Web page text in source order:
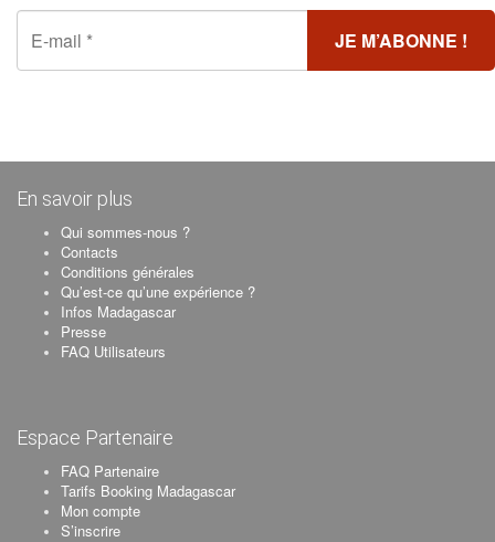
En savoir plus
Qui sommes-nous ?
Contacts
Conditions générales
Qu’est-ce qu’une expérience ?
Infos Madagascar
Presse
FAQ Utilisateurs
Espace Partenaire
FAQ Partenaire
Tarifs Booking Madagascar
Mon compte
S’inscrire